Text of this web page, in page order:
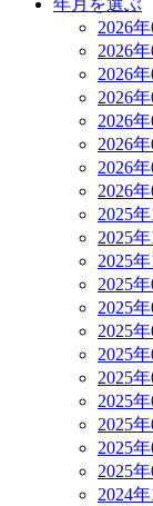
年月を選ぶ
2026
2026
2026
2026
2026
2026
2026
2026
2025
2025
2025
2025
2025
2025
2025
2025
2025
2025
2025
2025
2024